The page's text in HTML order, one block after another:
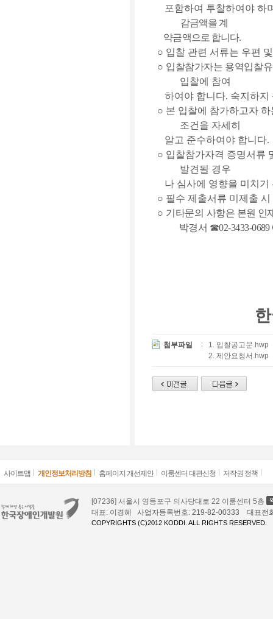
포함하여 투찰하여야 하
감금액을 계
약금액으로 합니다.
○ 입찰 관련 서류는 우편
○ 입찰참가자는 용역입찰
입찰에 참여
하여야 합니다. 숙지하지
○ 본 입찰에 참가하고자
조건을 자세히
알고 준수하여야 합니다.
○ 입찰참가자격 증명서류
발견될 경우
나 심사에 영향을 미치기
○ 필수 제출서류 미제출
○ 기타문의 사항은 본원 인
박경서 ☎02-3433-0689
첨부파일
1. 입찰공고문.hwp
2. 제안요청서.hwp
사이트맵 개인정보처리방침 홈페이지 개선제안 이룸센터 대관신청 저작권 정책
[07236] 서울시 영등포구 의사당대로 22 이룸센터 5층
대표: 이경혜 사업자등록번호: 219-82-00333 대표
COPYRIGHTS (C)2012 KODDI. ALL RIGHTS RESERVED.